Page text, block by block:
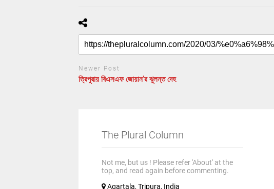
Newer Post
ত্রিপুরায় বিএসএফ জোয়ান’র ঝুলন্ত দেহ
The Plural Column
Not me, but us ! Please refer 'About' at the
top, and read again before commenting.
Agartala, Tripura, India